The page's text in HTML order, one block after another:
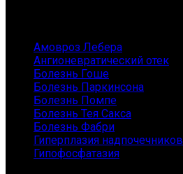
Амовроз Лебера
Ангионевратический отек
Болезнь Гоше
Болезнь Паркинсона
Болезнь Помпе
Болезнь Тея Сакса
Болезнь Фабри
Гиперплазия надпочечников
Гипофосфатазия